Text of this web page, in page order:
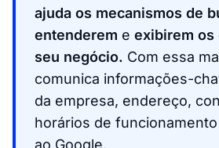
ajuda os mecanismos de
entenderem e exibirem os
seu negócio. Com essa
comunica informações-
da empresa, endereço,
horários de